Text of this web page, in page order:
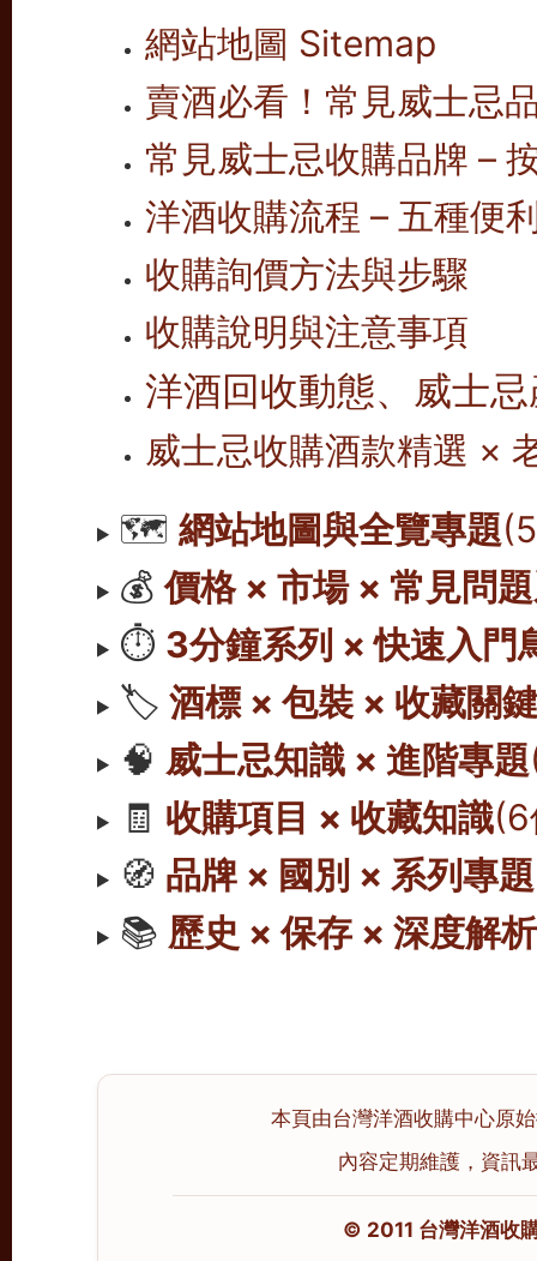
網站地圖 Sitemap
賣酒必看！常見威士忌
常見威士忌收購品牌 –
洋酒收購流程 – 五種便
收購詢價方法與步驟
收購說明與注意事項
洋酒回收動態、威士
威士忌收購酒款精選 ×
🗺️網站地圖與全覽專題
💰價格 × 市場 × 常見問
⏱️ 3分鐘系列 × 快速入門
🏷️酒標 × 包裝 × 收藏關
🧠 威士忌知識 × 進階專題
🧾 收購項目 × 收藏知識
🧭 品牌 × 國別 × 系列專題
📚 歷史 × 保存 × 深度解析
本頁由台灣洋酒收購中心原
內容定期維護，資訊
© 2011 台灣洋酒收